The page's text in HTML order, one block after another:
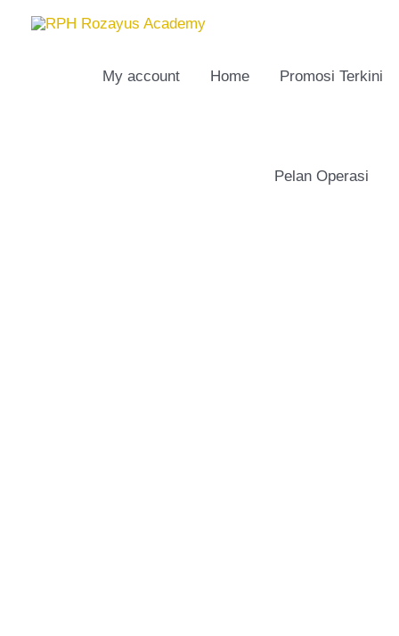
My account
Home Promosi Terkini
Pelan Operasi